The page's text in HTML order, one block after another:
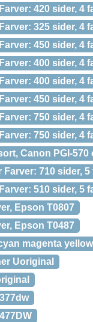
420 sider, 4
325 sider, 4
450 sider, 4
400 sider, 4
400 sider, 4
450 sider, 4
750 sider, 4
750 sider, 4
Canon PGI-570
710 sider, 5
510 sider, 5
Epson T0807
Epson T0487
magenta
Uoriginal